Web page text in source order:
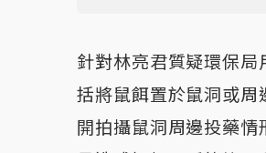
針對林亮君質疑環保
括將鼠餌置於鼠洞或
開拍攝鼠洞周邊投藥